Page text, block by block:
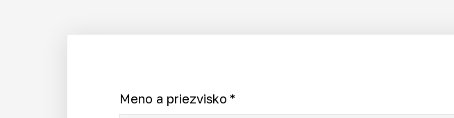
Meno a priezvisko *